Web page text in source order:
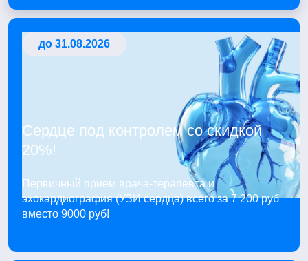
до 31.08.2026
Сердце под контролем со скидкой
20%!
Первичный прием врача-терапевта и
эхокардиография (УЗИ сердца) всего за 7 200 руб
вместо 9000 руб!